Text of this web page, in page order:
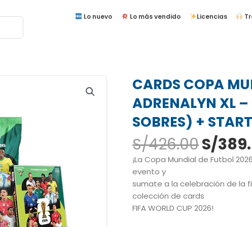
Lo nuevo Lo más vendido Licencias
CARDS COPA
ADRENALYN XL
SOBRES) +
S/426.00El
precio
era:
S/
S/
¡La Copa Mundial de Futbol
evento y
sumate a la celebración de la
colección de cards
FIFA WORLD CUP 2026!